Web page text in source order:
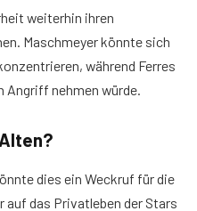
weiterhin ihren
Maschmeyer könnte sich
während Ferres
Angriff nehmen würde.
dies ein Weckruf für die
das Privatleben der Stars